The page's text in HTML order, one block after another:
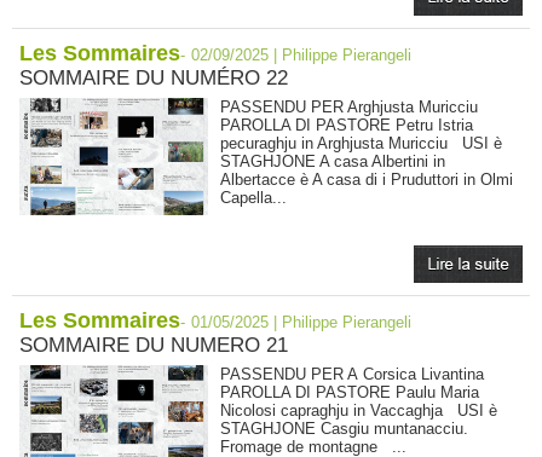
Les Sommaires- 02/09/2025 | Philippe Pierangeli
SOMMAIRE DU NUMÉRO 22
PASSENDU PER Arghjusta Muricciu
PAROLLA DI PASTORE Petru Istria
pecuraghju in Arghjusta Muricciu USI è
STAGHJONE A casa Albertini in
Albertacce è A casa di i Pruduttori in Olmi
Capella...
Les Sommaires- 01/05/2025 | Philippe Pierangeli
SOMMAIRE DU NUMERO 21
PASSENDU PER A Corsica Livantina
PAROLLA DI PASTORE Paulu Maria
Nicolosi capraghju in Vaccaghja USI è
STAGHJONE Casgiu muntanacciu.
Fromage de montagne ...